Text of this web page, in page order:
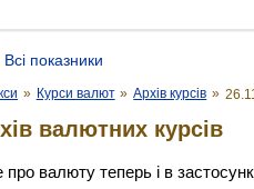
Всі показники
» Курси валют » Архів курсів »
валютних курсів
про валюту теперь і в